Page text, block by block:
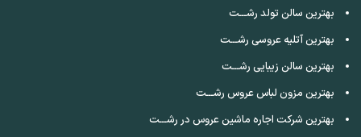
بهترین سالن تولد رشـــت
بهترین آتلیه عروسی رشـــت
بهترین سالن زیبایی رشـــت
بهترین مزون لباس عروس رشـــت
بهترین شرکت اجاره ماشین عروس در رشـــت